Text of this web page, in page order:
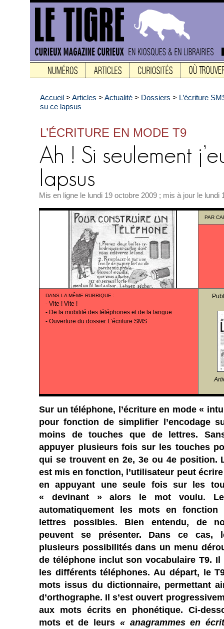
Accueil > Articles > Actualité > Dossiers > L’écriture
su ce lapsus
L’ÉCRITURE EN MODE T9
Mis en ligne le lundi 19 octobre 2009 ; mis à jour le lundi
PAR
DANS LA MÊME RUBRIQUE :
- Vite ! Vite !
- De la mobilité des téléphones et de la langue
- Ouverture du dossier L’écriture SMS
Sur un téléphone, l’écriture en mode «
pour fonction de simplifier l’encodage
moins de touches que de lettres.
appuyer plusieurs fois sur les touches
qui se trouvent en 2e, 3e ou 4e position.
est mis en fonction, l’utilisateur peut
en appuyant une seule fois sur les
« devinant » alors le mot voulu.
automatiquement les mots en fonction
lettres possibles. Bien entendu, de
peuvent se présenter. Dans ce cas,
plusieurs possibilités dans un menu
de téléphone inclut son vocabulaire T9. Il
les différents téléphones. Au départ, le
mots issus du dictionnaire, permettant
d’orthographe. Il s’est ouvert
aux mots écrits en phonétique. Ci-
mots et de leurs « anagrammes en